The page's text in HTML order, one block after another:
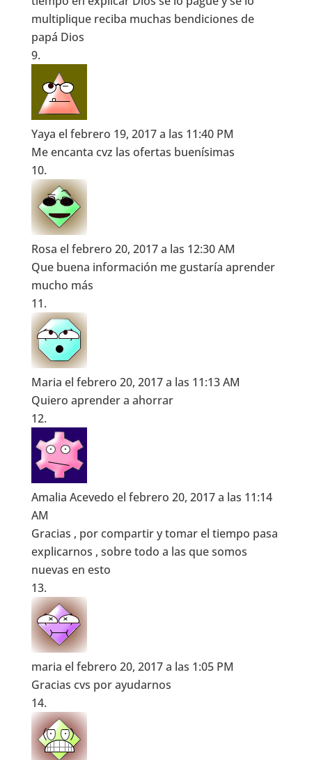
multiplique reciba muchas bendiciones de
papá Dios
Yaya el febrero 19, 2017 a las 11:40 PM
Me encanta cvz las ofertas buenísimas
Rosa el febrero 20, 2017 a las 12:30 AM
Que buena información me gustaría aprender
mucho más
Maria el febrero 20, 2017 a las 11:13 AM
Quiero aprender a ahorrar
Amalia Acevedo el febrero 20, 2017 a las 11:14
AM
Gracias , por compartir y tomar el tiempo pasa
explicarnos , sobre todo a las que somos
nuevas en esto
maria el febrero 20, 2017 a las 1:05 PM
Gracias cvs por ayudarnos